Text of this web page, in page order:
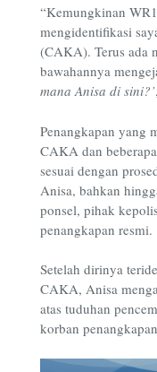
“Kemungkinan
mengidentifikasi
(CAKA). Terus ada
bawahannya
mana Anisa di sini?’
Penangkapan yang
CAKA dan
sesuai dengan
Anisa, bahkan
ponsel, pihak
penangkapan resmi.
Setelah dirinya
CAKA, Anisa
atas tuduhan
korban